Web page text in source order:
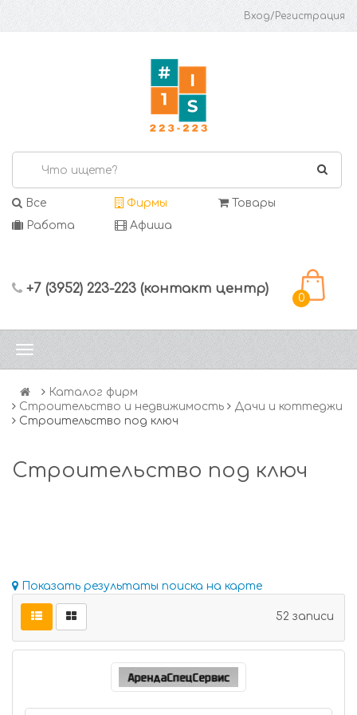
Вход/Регистрация
Все Фирмы
Товары
Работа
Афиша
+7 (3952) 223-223 (контакт центр)
0
Каталог фирм
Строительство и недвижимость
Дачи и коттеджи
Строительство под ключ
Строительство под ключ
Показать результаты поиска на карте
52 записи